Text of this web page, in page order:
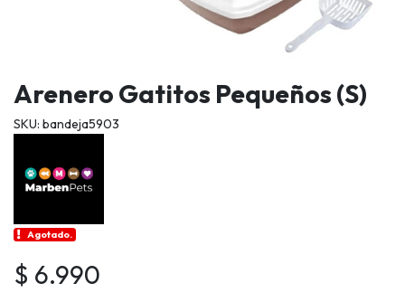
Arenero Gatitos Pequeños (S)
SKU: bandeja5903
Agotado.
$ 6.990